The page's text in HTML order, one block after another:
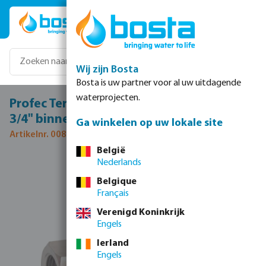
Ga naar de hoofdinhoud
Profec Terugslagklep veerbelast RVS 316
3/4" binnendraad 40bar
Artikelnr. 0080293
Afbeeldingengalerij overslaan
Wij zijn Bosta
Bosta is uw partner voor al uw uitdagende
waterprojecten.
Ga winkelen op uw lokale site
België
Nederlands
Belgique
Français
Verenigd Koninkrijk
Engels
Ierland
Engels